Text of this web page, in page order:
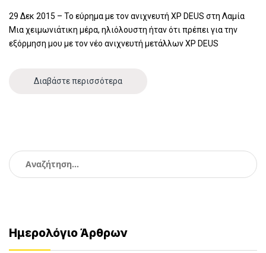
29 Δεκ 2015 – Το εύρημα με τον ανιχνευτή XP DEUS στη Λαμία
Μια χειμωνιάτικη μέρα, ηλιόλουστη ήταν ότι πρέπει για την
εξόρμηση μου με τον νέο ανιχνευτή μετάλλων XP DEUS
Διαβάστε περισσότερα
Αναζήτηση
για:
Ημερολόγιο Άρθρων